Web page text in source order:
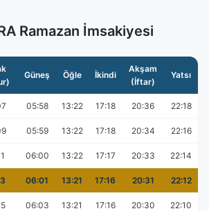
Ramazan İmsakiyesi
Güneş Öğle İkindi
Akşam
(İftar)
Yatsı
05:58 13:22 17:18 20:36 22:18
05:59 13:22 17:18 20:34 22:16
06:00 13:22 17:17 20:33 22:14
06:01 13:21 17:16 20:31 22:12
06:03 13:21 17:16 20:30 22:10